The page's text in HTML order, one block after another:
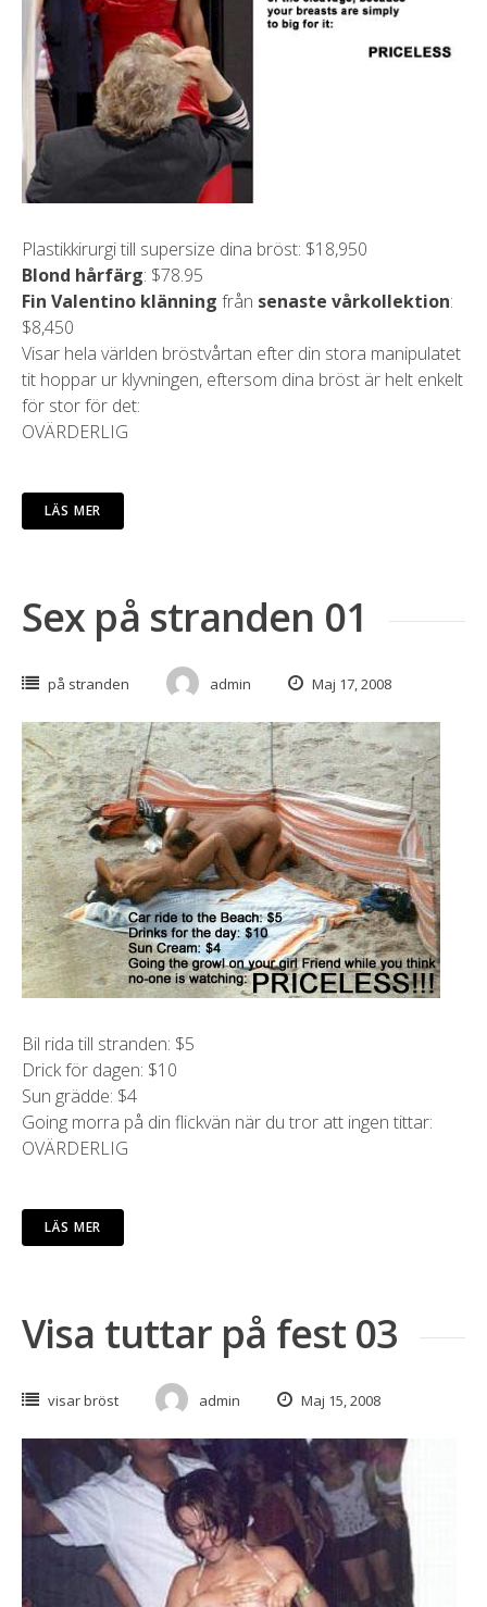
Plastikkirurgi till supersize dina bröst: $18,950
Blond hårfärg: $78.95
Fin Valentino klänning från senaste vårkollektion:
$8,450
Visar hela världen bröstvårtan efter din stora manipulatet
tit hoppar ur klyvningen, eftersom dina bröst är helt enkelt
för stor för det:
OVÄRDERLIG
LÄS MER
Sex på stranden 01
på stranden admin Maj 17, 2008
Bil rida till stranden: $5
Drick för dagen: $10
Sun grädde: $4
Going morra på din flickvän när du tror att ingen tittar:
OVÄRDERLIG
LÄS MER
Visa tuttar på fest 03
visar bröst admin Maj 15, 2008